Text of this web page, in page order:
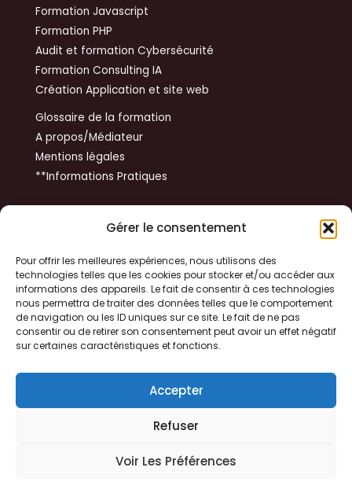
Gérer le consentement
Pour offrir les meilleures expériences, nous utilisons des
technologies telles que les cookies pour stocker et/ou accéder aux
informations des appareils. Le fait de consentir à ces technologies
nous permettra de traiter des données telles que le comportement
de navigation ou les ID uniques sur ce site. Le fait de ne pas
consentir ou de retirer son consentement peut avoir un effet négatif
sur certaines caractéristiques et fonctions.
Accepter
Refuser
Voir Les Préférences
Formation Javascript
Formation PHP
Audit et formation Cybersécurité
Formation Consulting IA
Création Application et site web
Glossaire de la formation
A propos/Médiateur
Mentions légales
**Informations Pratiques
Get In Touch
14 rue du Tibet
31100 TOULOUSE
+33 06 79 37 48 73
yvon.huynh@gmail.com